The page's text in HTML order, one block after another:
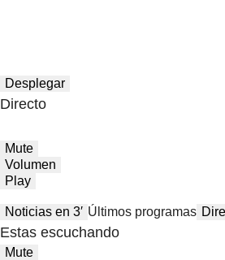
Desplegar
Directo
Mute
Volumen
Play
Noticias en 3′ Últimos programas
Estas escuchando
Mute